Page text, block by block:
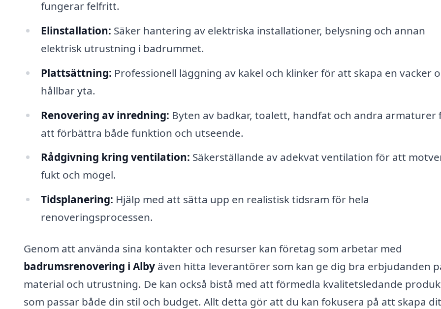
fungerar felfritt.
Elinstallation: Säker hantering av elektriska installationer, belysning och annan
elektrisk utrustning i badrummet.
Plattsättning: Professionell läggning av kakel och klinker för att skapa en vacker
hållbar yta.
Renovering av inredning: Byten av badkar, toalett, handfat och andra armaturer
att förbättra både funktion och utseende.
Rådgivning kring ventilation: Säkerställande av adekvat ventilation för att
fukt och mögel.
Tidsplanering: Hjälp med att sätta upp en realistisk tidsram för hela
renoveringsprocessen.
Genom att använda sina kontakter och resurser kan företag som arbetar med
badrumsrenovering i Alby även hitta leverantörer som kan ge dig bra erbjudanden
material och utrustning. De kan också bistå med att förmedla kvalitetsledande
som passar både din stil och budget. Allt detta gör att du kan fokusera på att skapa